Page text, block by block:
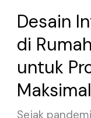
Desain
di
untuk
Maksimal
Sejak
Desain
Interior
Ruang
di